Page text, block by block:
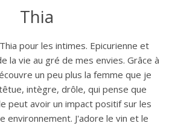
Thia
pour les intimes. Epicurienne et
la vie au gré de mes envies. Grâce à
un peu plus la femme que je
intègre, drôle, qui pense que
peut avoir un impact positif sur les
environnement. J'adore le vin et le